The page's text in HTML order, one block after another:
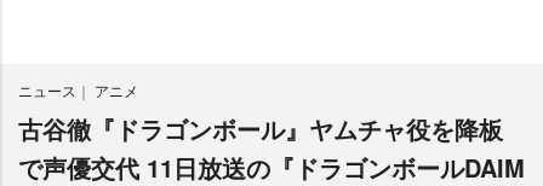
ニュース アニメ
古谷徹『ドラゴンボール』ヤムチャ役を降板
で声優交代 11日放送の『ドラゴンボールDAIM